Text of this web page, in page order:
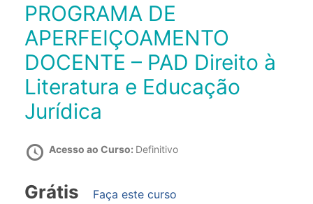
PROGRAMA DE
APERFEIÇOAMENTO
DOCENTE – PAD Direito à
Literatura e Educação
Jurídica
Acesso ao Curso: Definitivo
Grátis Faça este curso